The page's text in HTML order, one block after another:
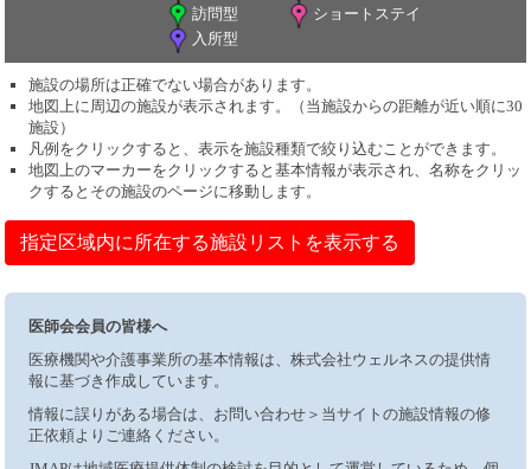
訪問型
ショートステイ
入所型
施設の場所は正確でない場合があります。
地図上に周辺の施設が表示されます。（当施設からの距離が近い順に30
施設）
凡例をクリックすると、表示を施設種類で絞り込むことができます。
地図上のマーカーをクリックすると基本情報が表示され、名称をクリッ
クするとその施設のページに移動します。
指定区域内に所在する施設リストを表示する
医師会会員の皆様へ
医療機関や介護事業所の基本情報は、株式会社ウェルネスの提供情
報に基づき作成しています。
情報に誤りがある場合は、お問い合わせ＞当サイトの施設情報の修
正依頼よりご連絡ください。